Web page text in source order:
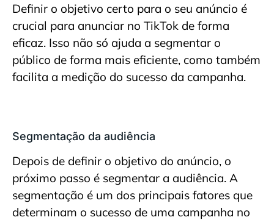
Definir o objetivo certo para o seu anúncio é
crucial para anunciar no TikTok de forma
eficaz. Isso não só ajuda a segmentar o
público de forma mais eficiente, como também
facilita a medição do sucesso da campanha.
Segmentação da audiência
Depois de definir o objetivo do anúncio, o
próximo passo é segmentar a audiência. A
segmentação é um dos principais fatores que
determinam o sucesso de uma campanha no